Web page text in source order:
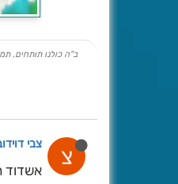
ב"ה כולנו תותחים,
צ צבי
אשדוד